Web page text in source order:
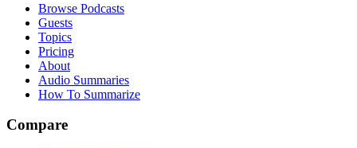
Browse Podcasts
Guests
Topics
Pricing
About
Audio Summaries
How To Summarize
Compare